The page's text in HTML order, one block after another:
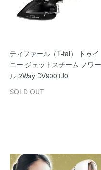
ティファール（T-fal） トゥイ
ニー ジェットスチーム ノワー
ル 2Way DV9001J0
SOLD OUT